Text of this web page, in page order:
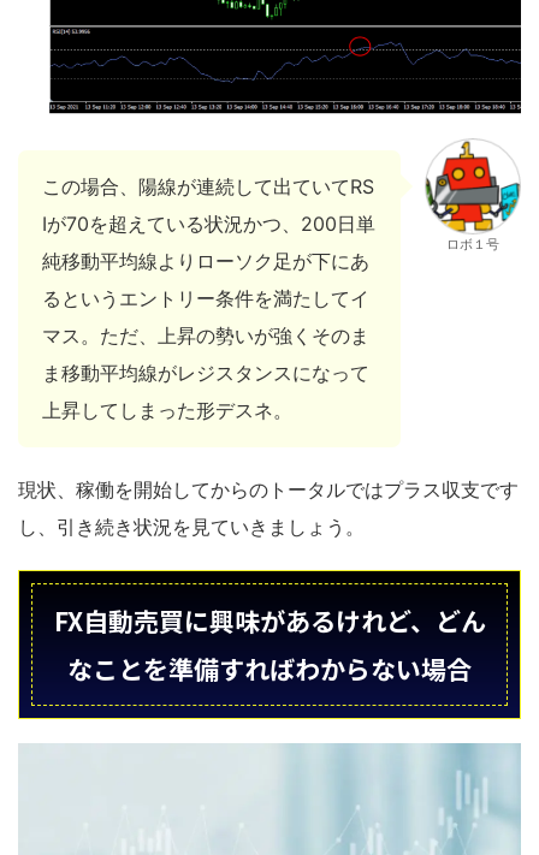
この場合、陽線が連続して出ていてRS
Iが70を超えている状況かつ、200日単
純移動平均線よりローソク足が下にあ
るというエントリー条件を満たしてイ
マス。ただ、上昇の勢いが強くそのま
ま移動平均線がレジスタンスになって
上昇してしまった形デスネ。
ロボ１号
現状、稼働を開始してからのトータルではプラス収支です
し、引き続き状況を見ていきましょう。
FX自動売買に興味があるけれど、どん
なことを準備すればわからない場合